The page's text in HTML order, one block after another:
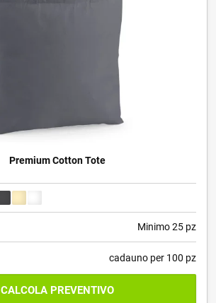
Premium Cotton Tote
Minimo 25 pz
cadauno per 100 pz
CALCOLA PREVENTIVO